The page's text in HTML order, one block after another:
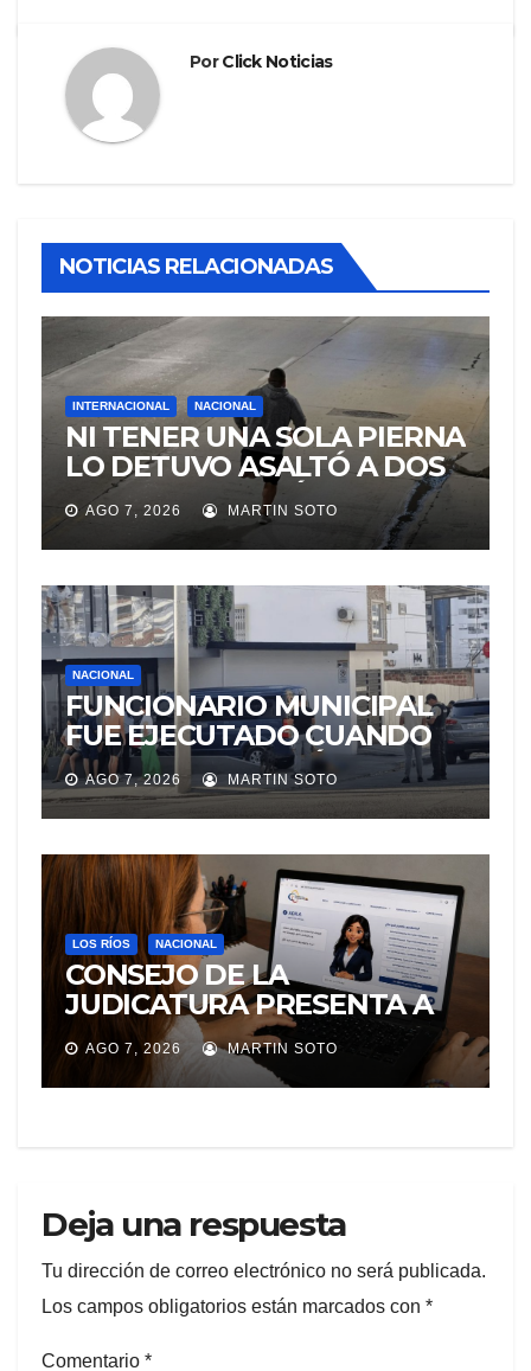
PorClick Noticias
NOTICIAS RELACIONADAS
INTERNACIONAL NACIONAL
NI TENER UNA SOLA PIERNA
LO DETUVO ASALTÓ A DOS
MUJERES Y HUYÓ
BRINCANDO.
AGO 7, 2026 MARTIN SOTO
NACIONAL
FUNCIONARIO MUNICIPAL
FUE EJECUTADO CUANDO
IBA A UNA REUNIÓN DE
TRABAJO EN MANTA
AGO 7, 2026 MARTIN SOTO
LOS RÍOS NACIONAL
CONSEJO DE LA
JUDICATURA PRESENTA A
«Adila», LA ASISTENTE
VIRTUAL QUE ORIENTA A LA
CIUDADANÍA SOBRE
AGO 7, 2026 MARTIN SOTO
Deja una respuesta
Tu dirección de correo electrónico no será publicada.
Los campos obligatorios están marcados con *
Comentario *